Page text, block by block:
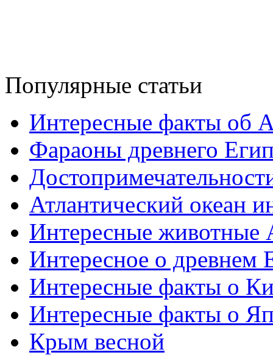
Популярные статьи
Интересные факты об
Фараоны древнего
Атлантический океан
Интересные животные
Интересное о древнем
Интересные факты о
Интересные факты о
Крым весной